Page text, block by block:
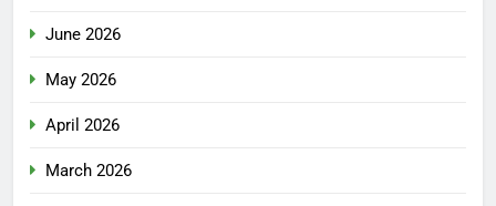
June 2026
May 2026
April 2026
March 2026